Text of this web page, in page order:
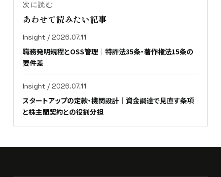
次に読む
あわせて読みたい記事
Insight / 2026.07.11
職務発明規程とOSS管理｜特許法35条・著作権法15条の
要件差
Insight / 2026.07.11
スタートアップの定款・機関設計｜資金調達で見直す条項
と株主間契約との役割分担